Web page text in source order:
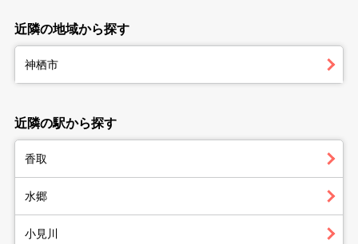
近隣の地域から探す
神栖市
近隣の駅から探す
香取
水郷
小見川